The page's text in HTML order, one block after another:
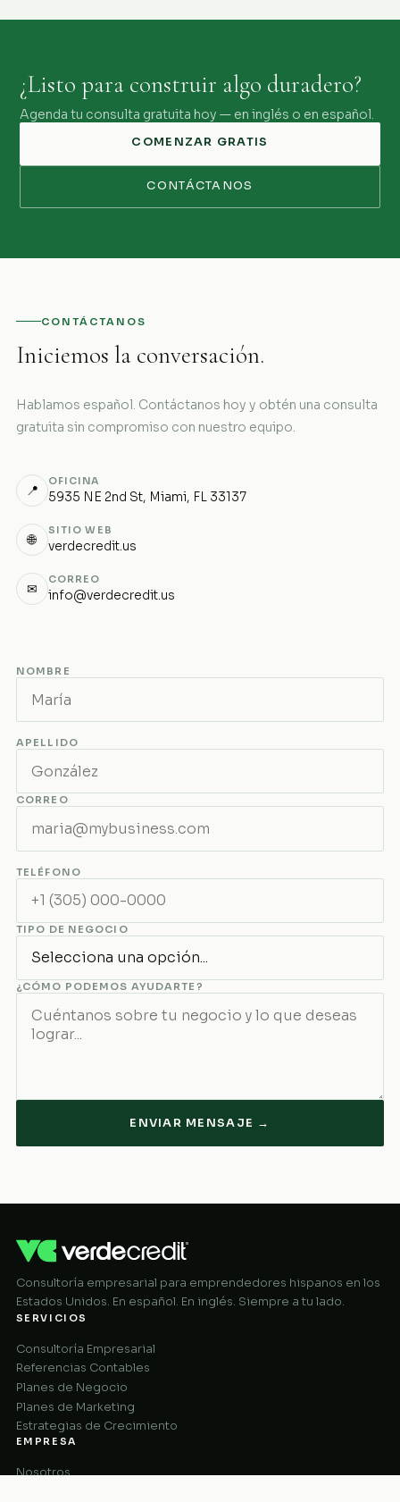
¿Listo para construir algo duradero?
Agenda tu consulta gratuita hoy — en inglés o en español.
COMENZAR GRATIS
CONTÁCTANOS
CONTÁCTANOS
Iniciemos la conversación.
Hablamos español. Contáctanos hoy y obtén una consulta
gratuita sin compromiso con nuestro equipo.
📍
OFICINA
5935 NE 2nd St, Miami, FL 33137
🌐
SITIO WEB
verdecredit.us
✉
CORREO
info@verdecredit.us
NOMBRE
APELLIDO
CORREO
TELÉFONO
TIPO DE NEGOCIO
¿CÓMO PODEMOS AYUDARTE?
ENVIAR MENSAJE →
Consultoría empresarial para emprendedores hispanos en los
Estados Unidos. En español. En inglés. Siempre a tu lado.
SERVICIOS
Consultoría Empresarial
Referencias Contables
Planes de Negocio
Planes de Marketing
Estrategias de Crecimiento
EMPRESA
Nosotros